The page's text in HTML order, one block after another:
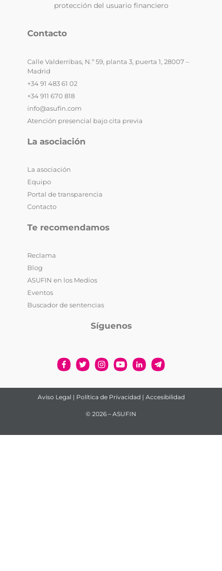
protección del usuario financiero
Contacto
Calle Valderribas, N.º 59, planta 3, puerta 1, 28007 –
Madrid
+34 91 483 61 02
+34 911 670 818
info@asufin.com
Atención presencial bajo cita previa
La asociación
La asociación
Equipo
Portal de transparencia
Contacto
Te recomendamos
Reclama
Blog
ASUFIN en los Medios
Eventos
Buscador de sentencias
Síguenos
Aviso Legal | Política de Privacidad | Accesibilidad
© 2026 – ASUFIN